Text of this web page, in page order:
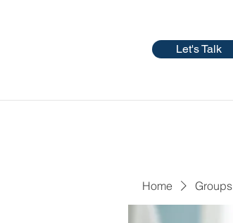
Let's Talk
Home Groups